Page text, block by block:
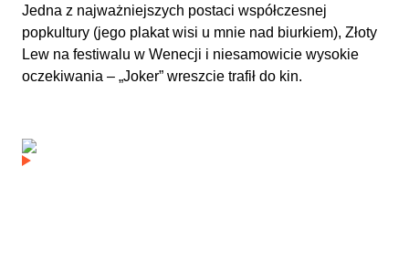
Jedna z najważniejszych postaci współczesnej
popkultury (jego plakat wisi u mnie nad biurkiem), Złoty
Lew na festiwalu w Wenecji i niesamowicie wysokie
oczekiwania – „Joker” wreszcie trafił do kin.